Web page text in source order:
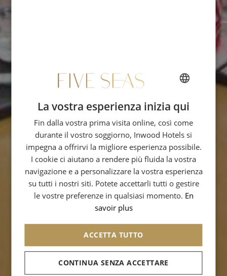
FRENCH
ENGLISH
SPANISH
GERMAN
ITALIAN
La vostra esperienza inizia qui
Fin dalla vostra prima visita online, così come
durante il vostro soggiorno, Inwood Hotels si
impegna a offrirvi la migliore esperienza possibile.
I cookie ci aiutano a rendere più fluida la vostra
navigazione e a personalizzare la vostra esperienza
su tutti i nostri siti. Potete accettarli tutti o gestire
le vostre preferenze in qualsiasi momento. En
savoir plus
ACCETTA TUTTO
CONTINUA SENZA ACCETTARE